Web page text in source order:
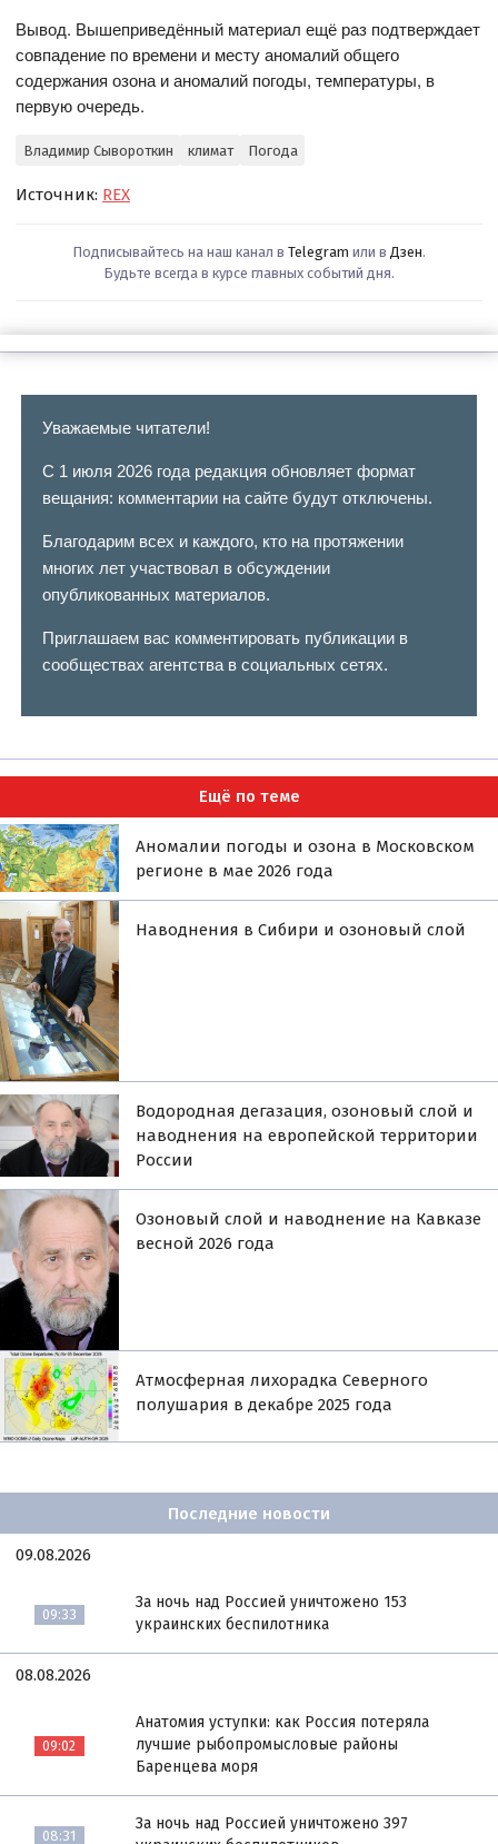
Вывод. Вышеприведённый материал ещё раз подтверждает
совпадение по времени и месту аномалий общего
содержания озона и аномалий погоды, температуры, в
первую очередь.
Владимир Сывороткин климат Погода
Источник: REX
Подписывайтесь на наш канал в Telegram или в Дзен.
Будьте всегда в курсе главных событий дня.
Уважаемые читатели!
С 1 июля 2026 года редакция обновляет формат
вещания: комментарии на сайте будут отключены.
Благодарим всех и каждого, кто на протяжении
многих лет участвовал в обсуждении
опубликованных материалов.
Приглашаем вас комментировать публикации в
сообществах агентства в социальных сетях.
Ещё по теме
Аномалии погоды и озона в Московском
регионе в мае 2026 года
Наводнения в Сибири и озоновый слой
Водородная дегазация, озоновый слой и
наводнения на европейской территории
России
Озоновый слой и наводнение на Кавказе
весной 2026 года
Атмосферная лихорадка Северного
полушария в декабре 2025 года
Последние новости
09.08.2026
09:33
За ночь над Россией уничтожено 153
украинских беспилотника
08.08.2026
09:02
Анатомия уступки: как Россия потеряла
лучшие рыбопромысловые районы
Баренцева моря
08:31
За ночь над Россией уничтожено 397